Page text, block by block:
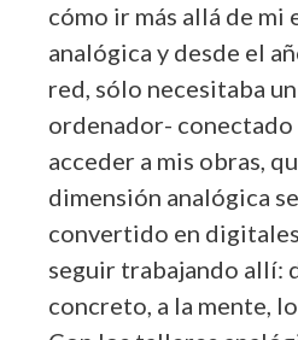
cómo ir más allá de mi
analógica y desde el
red, sólo necesitaba
ordenador- conectado
acceder a mis obras,
dimensión analógica
convertido en
seguir trabajando allí:
concreto, a la mente,